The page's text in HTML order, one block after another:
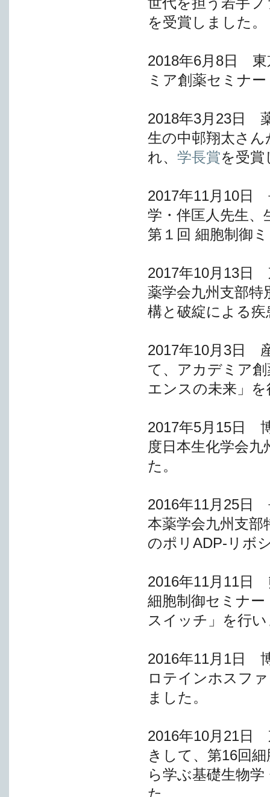
を受賞しました。
2018年6月8日 東
ミア創薬セミナ
2018年3月23日
生の中邨翔太さ
れ、 学長賞を受賞
2017年11月10日
学・伴匡人先生、
第１回 細胞制御
2017年10月13日
薬学会九州支部
構と破綻による
2017年10月3日
て、アカデミア
エンスの未来」
2017年5月15日
度日本生化学会九
た。
2016年11月25日
本薬学会九州支
のポリADP-リボ
2016年11月11日
細胞制御セミナ
スイッチ」を行
2016年11月1日
ロテインホスフ
ました。
2016年10月21日
きして、第16回
ら学ぶ基礎生物
た。